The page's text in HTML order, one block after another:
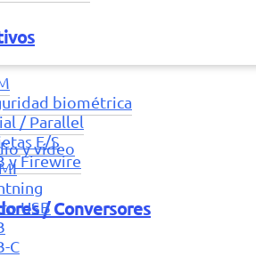
biométrica
/ Parallel
E/S
y Firewire
/ Conversores
y vídeo
USB
C